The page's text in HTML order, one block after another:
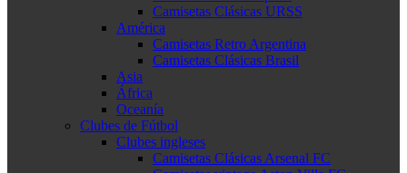
Camisetas Clásicas URSS
América
Camisetas Retro Argentina
Camisetas Clásicas Brasil
Asia
África
Oceanía
Clubes de Fútbol
Clubes ingleses
Camisetas Clásicas Arsenal FC